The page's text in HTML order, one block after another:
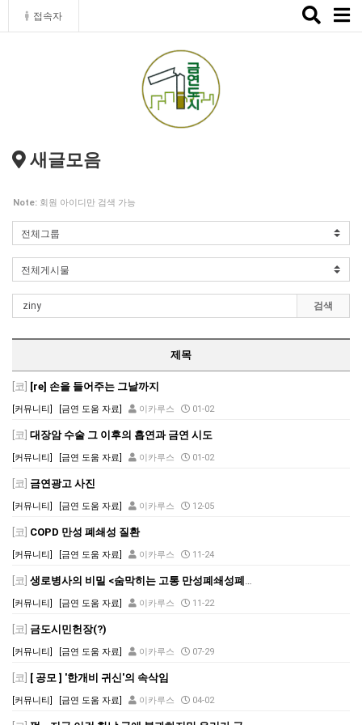
접속자
Toggle
새글모음
Note: 회원 아이디만 검색 가능
검색
제목
[코] [re] 손을 들어주는 그날까지
[커뮤니티] [금연 도움 자료] 이카루스 01-02
[코] 대장암 수술 그 이후의 흡연과 금연 시도
[커뮤니티] [금연 도움 자료] 이카루스 01-02
[코] 금연광고 사진
[커뮤니티] [금연 도움 자료] 이카루스 12-05
[코] COPD 만성 폐쇄성 질환
[커뮤니티] [금연 도움 자료] 이카루스 11-24
[코] 생로병사의 비밀 <숨막히는 고통 만성폐쇄성폐질환>
[커뮤니티] [금연 도움 자료] 이카루스 11-22
[코] 금도시민헌장(?)
[커뮤니티] [금연 도움 자료] 이카루스 07-29
[코] [ 공모 ] '한개비 귀신'의 속삭임
[커뮤니티] [금연 도움 자료] 이카루스 04-02